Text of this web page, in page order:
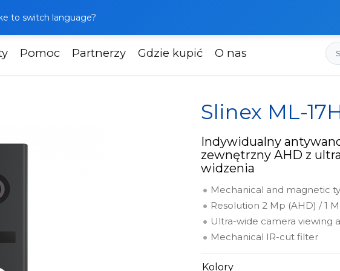
to switch language?
Pomoc Partnerzy Gdzie kupić O nas
Slinex ML-17HD
Slinex ML-
Indywidualny
zewnętrzny AHD z
widzenia
Mechanical and magnetic
Resolution 2 Mp (AHD) / 1
Ultra-wide camera viewing
Mechanical IR-cut filter
Kolory